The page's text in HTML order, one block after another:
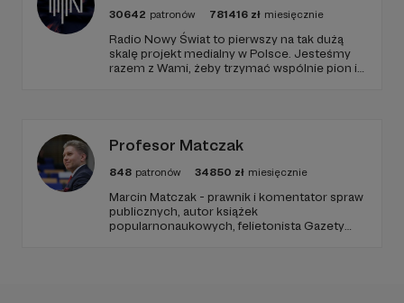
30642 patronów 781416 zł miesięcznie
Radio Nowy Świat to pierwszy na tak dużą
skalę projekt medialny w Polsce. Jesteśmy
razem z Wami, żeby trzymać wspólnie pion i
Profesor Matczak
848 patronów 34850 zł miesięcznie
Marcin Matczak - prawnik i komentator spraw
publicznych, autor książek
popularnonaukowych, felietonista Gazety